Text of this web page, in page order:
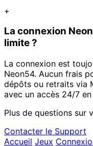
+
La connexion
limite ?
La connexion est
Neon54. Aucun frais
dépôts ou retraits via
avec un accès 24/7
Plus de questions sur
Contacter le Support
Accueil Jeux